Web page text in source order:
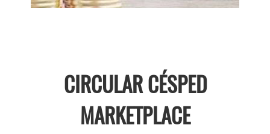
CIRCULAR CÉSPED
MARKETPLACE